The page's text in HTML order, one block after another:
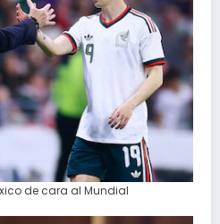
de cara al Mundial